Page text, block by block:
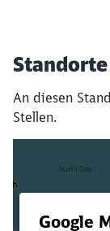
Standorte
An diesen
Stellen.